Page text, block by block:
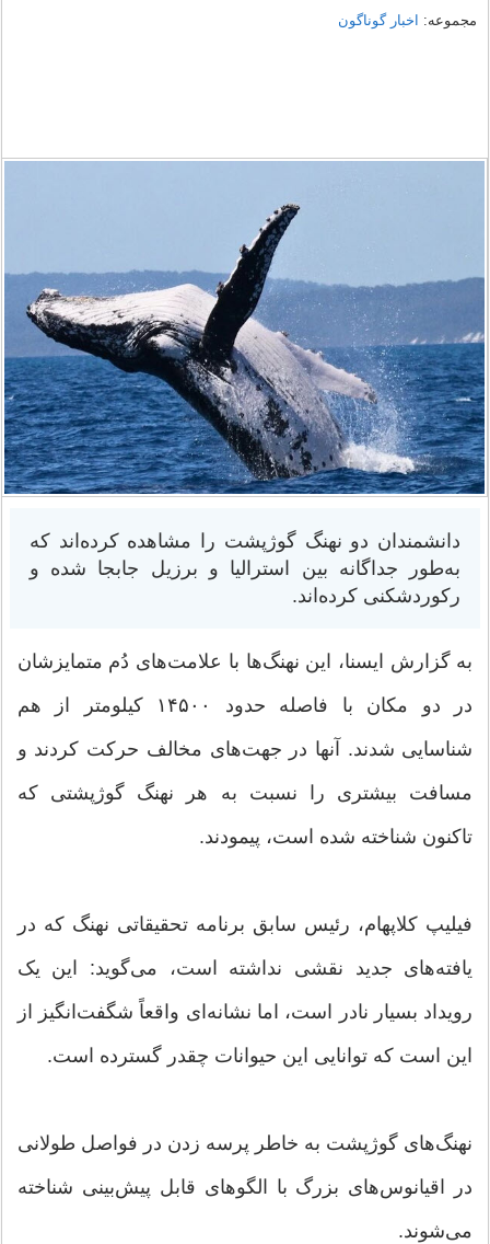
مجموعه: اخبار گوناگون
دانشمندان دو نهنگ گوژپشت را مشاهده کرده‌اند که
به‌طور جداگانه بین استرالیا و برزیل جابجا شده و
رکوردشکنی کرده‌اند.
به گزارش ایسنا، این نهنگ‌ها با علامت‌های دُم متمایزشان
در دو مکان با فاصله حدود ۱۴۵۰۰ کیلومتر از هم
شناسایی شدند. آنها در جهت‌های مخالف حرکت کردند و
مسافت بیشتری را نسبت به هر نهنگ گوژپشتی که
تاکنون شناخته شده است، پیمودند.
فیلیپ کلاپهام، رئیس سابق برنامه تحقیقاتی نهنگ که در
یافته‌های جدید نقشی نداشته است، می‌گوید: این یک
رویداد بسیار نادر است، اما نشانه‌ای واقعاً شگفت‌انگیز از
این است که توانایی این حیوانات چقدر گسترده است.
نهنگ‌های گوژپشت به خاطر پرسه زدن در فواصل طولانی
در اقیانوس‌های بزرگ با الگوهای قابل پیش‌بینی شناخته
می‌شوند.